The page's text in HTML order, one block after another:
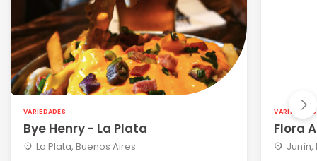
VARIEDADES
Bye Henry - La Plata
La Plata, Buenos Aires
VARIEDADES
Flora
Junín,